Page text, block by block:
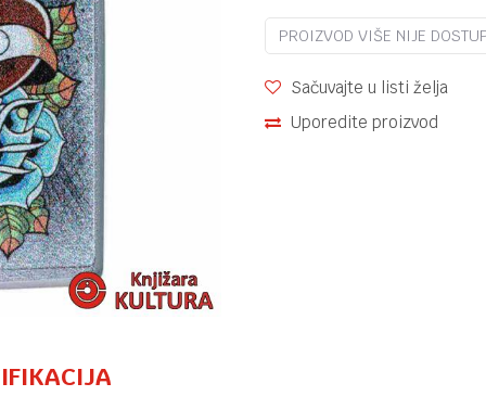
PROIZVOD VIŠE NIJE
Sačuvajte u listi želja
Uporedite proizvod